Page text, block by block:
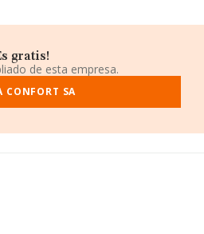
188.948 empresas, a nivel nacional la
de la facturación de ventas entre
la facturación de la empresa por
La media de empleados de las
gratis!
de esta empresa.
CONFORT SA